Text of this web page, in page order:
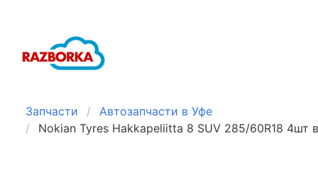
Запчасти
Автозапчасти в Уфе
Nokian Tyres Hakkapeliitta 8 SUV 285/60R18 4шт